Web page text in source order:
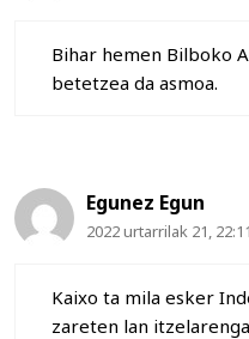
Bihar hemen Bilboko
betetzea da asmoa.
Egunez Egun
2022 urtarrilak 21,
Kaixo ta mila esker
zareten lan